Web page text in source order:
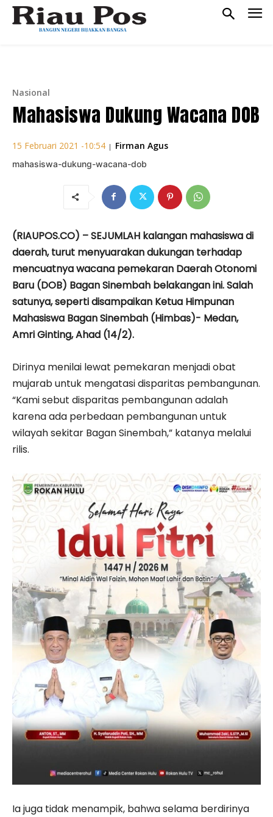
Nasional
Mahasiswa Dukung Wacana DOB
15 Februari 2021 -10:54 | Firman Agus
mahasiswa-dukung-wacana-dob
(RIAUPOS.CO) – SEJUMLAH kalangan mahasiswa di
daerah, turut menyuarakan dukungan terhadap
mencuatnya wacana pemekaran Daerah Otonomi
Baru (DOB) Bagan Sinembah belakangan ini. Salah
satunya, seperti disampaikan Ketua Himpunan
Mahasiswa Bagan Sinembah (Himbas)- Medan,
Amri Ginting, Ahad (14/2).
Dirinya menilai lewat pemekaran menjadi obat
mujarab untuk mengatasi disparitas pembangunan.
“Kami sebut disparitas pembangunan adalah
karena ada perbedaan pembangunan untuk
wilayah sekitar Bagan Sinembah,” katanya melalui
rilis.
Ia juga tidak menampik, bahwa selama berdirinya